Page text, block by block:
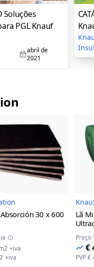
Soluções
PGL Knauf
abril de
2021
Imagem do Produto
30 x 600
+iva
+iva
Lã
Preço
€
PVP€